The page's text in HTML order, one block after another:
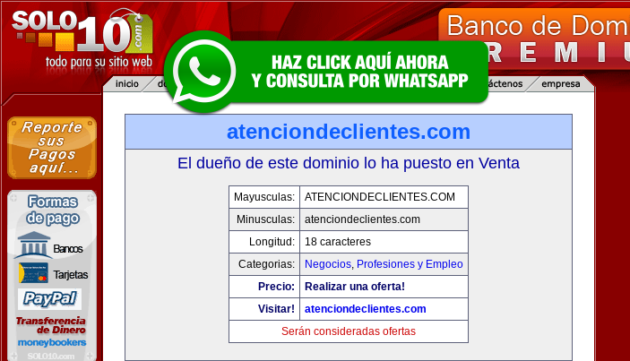
atenciondeclientes.com
El dueño de este dominio lo ha puesto en Venta
Mayusculas:
ATENCIONDECLIENTES.COM
Minusculas:
atenciondeclientes.com
Longitud:
18 caracteres
Categorias:
Negocios, Profesiones y Empleo
Precio:
Realizar una oferta!
Visitar!
atenciondeclientes.com
Serán consideradas ofertas